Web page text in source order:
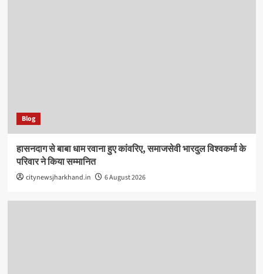
Blog
हासनदाग से बाबा धाम रवाना हुए कांवरिए, समाजसेवी भारदुल विश्वकर्मा के
परिवार ने किया सम्मानित
citynewsjharkhand.in 6 August 2026